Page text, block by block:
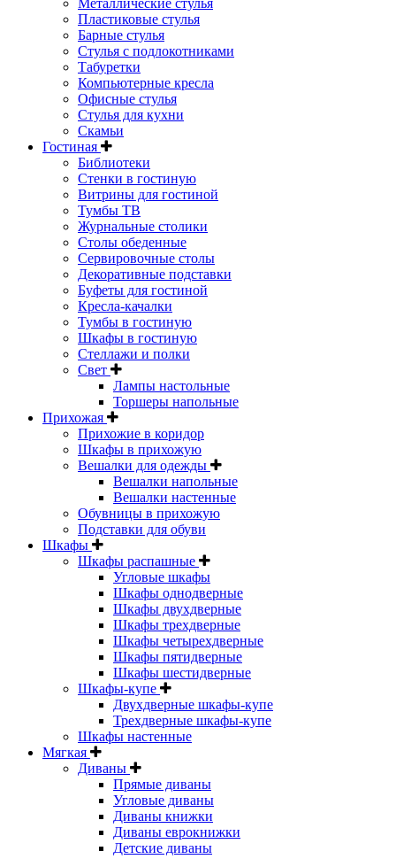
Пластиковые стулья
Барные стулья
Стулья с подлокотниками
Табуретки
Компьютерные кресла
Офисные стулья
Стулья для кухни
Скамьи
Гостиная
Библиотеки
Стенки в гостиную
Витрины для гостиной
Тумбы ТВ
Журнальные столики
Столы обеденные
Сервировочные столы
Декоративные подставки
Буфеты для гостиной
Кресла-качалки
Тумбы в гостиную
Шкафы в гостиную
Стеллажи и полки
Свет
Лампы настольные
Торшеры напольные
Прихожая
Прихожие в коридор
Шкафы в прихожую
Вешалки для одежды
Вешалки напольные
Вешалки настенные
Обувницы в прихожую
Подставки для обуви
Шкафы
Шкафы распашные
Угловые шкафы
Шкафы однодверные
Шкафы двухдверные
Шкафы трехдверные
Шкафы четырехдверные
Шкафы пятидверные
Шкафы шестидверные
Шкафы-купе
Двухдверные шкафы-купе
Трехдверные шкафы-купе
Шкафы настенные
Мягкая
Диваны
Прямые диваны
Угловые диваны
Диваны книжки
Диваны еврокнижки
Детские диваны